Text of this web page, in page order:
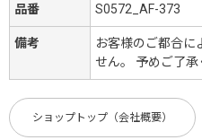
品番 S0572_AF-373
備考
お客様のご都合に
せん。 予めご了承
ショップトップ（会社概要）